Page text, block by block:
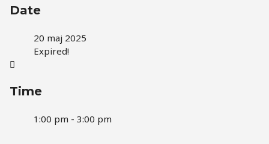
Date
20 maj 2025
Expired!
Time
1:00 pm - 3:00 pm